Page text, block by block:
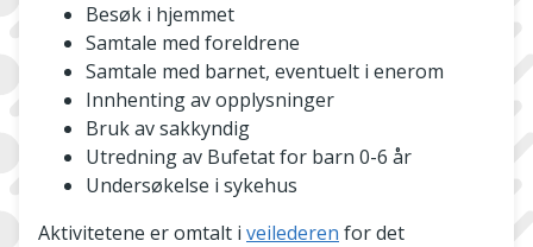
Besøk i hjemmet
Samtale med foreldrene
Samtale med barnet, eventuelt i enerom
Innhenting av opplysninger
Bruk av sakkyndig
Utredning av Bufetat for barn 0-6 år
Undersøkelse i sykehus
Aktivitetene er omtalt i veilederen for det